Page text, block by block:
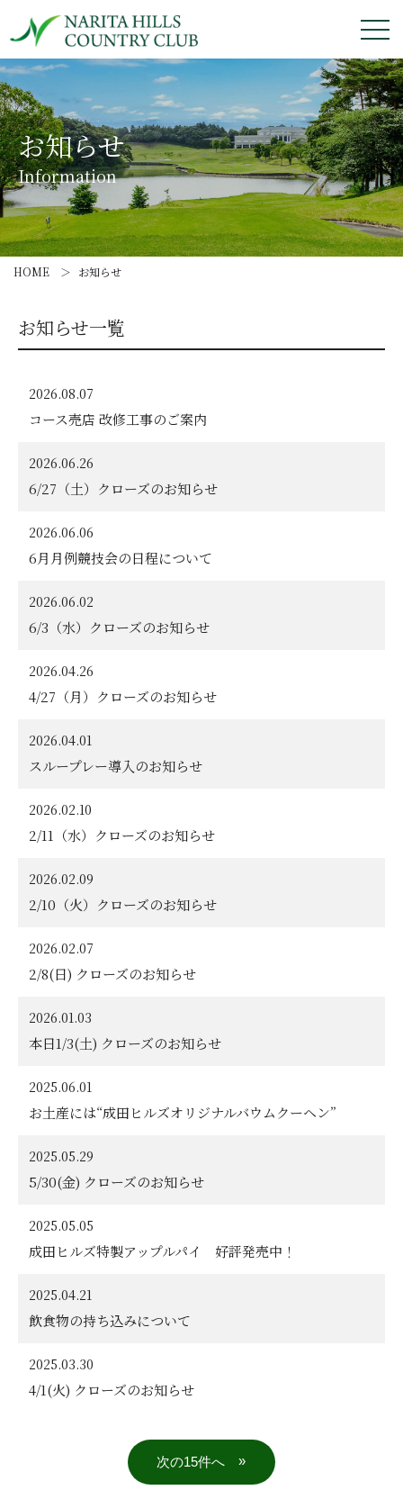
お知らせ
コンセプト
施設紹介
レストラン
コースガイド
コンペ＆パーティ
アクセス
オンライン
ドレスコードについて
よくあるご質問
採用情報
お知らせ
Information
HOME お知らせ
お知らせ一覧
2026.08.07
コース売店 改修工事のご案内
2026.06.26
6/27（土）クローズのお知らせ
2026.06.06
6月月例競技会の日程について
2026.06.02
6/3（水）クローズのお知らせ
2026.04.26
4/27（月）クローズのお知らせ
2026.04.01
スループレー導入のお知らせ
2026.02.10
2/11（水）クローズのお知らせ
2026.02.09
2/10（火）クローズのお知らせ
2026.02.07
2/8(日) クローズのお知らせ
2026.01.03
本日1/3(土) クローズのお知らせ
2025.06.01
お土産には“成田ヒルズオリジナルバウムクーヘン”
2025.05.29
5/30(金) クローズのお知らせ
2025.05.05
成田ヒルズ特製アップルパイ 好評発売中！
2025.04.21
飲食物の持ち込みについて
2025.03.30
4/1(火) クローズのお知らせ
»